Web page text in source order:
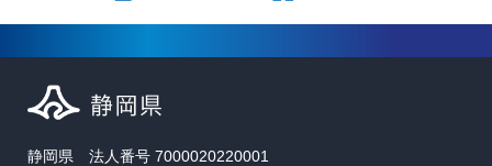
静岡県 法人番号 7000020220001